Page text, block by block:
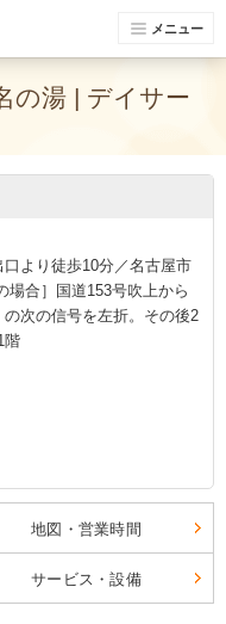
メニュー
の湯 | デイサー
より徒歩10分／名古屋市
合］国道153号吹上から
次の信号を左折。その後2
階
地図・営業時間
サービス・設備